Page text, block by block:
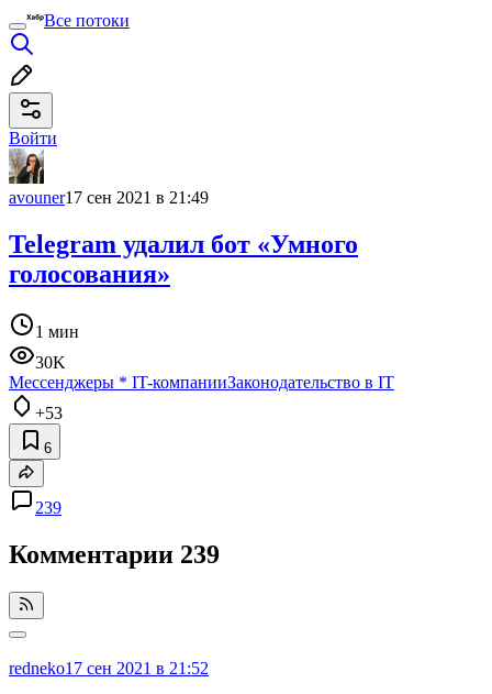
Все потоки
Войти
avouner17 сен 2021 в 21:49
Telegram удалил бот «Умного
голосования»
1 мин
30K
Мессенджеры * IT-компанииЗаконодательство в IT
+53
6
239
Комментарии 239
redneko17 сен 2021 в 21:52